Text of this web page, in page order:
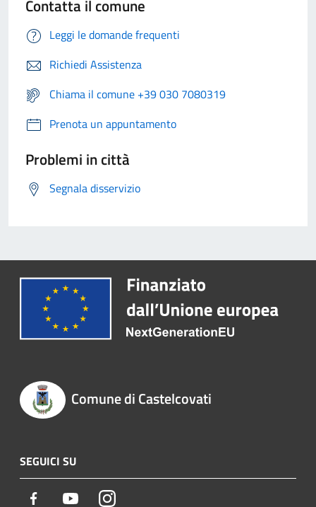
Contatta il comune
Leggi le domande frequenti
Richiedi Assistenza
Chiama il comune +39 030 7080319
Prenota un appuntamento
Problemi in città
Segnala disservizio
Comune di Castelcovati
SEGUICI SU
Facebook YoutubeInstagram